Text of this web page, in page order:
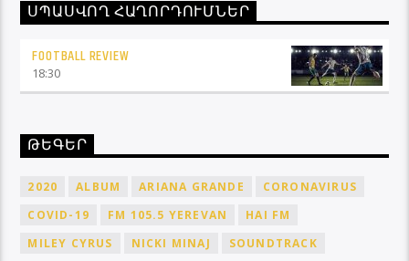
ՍՊԱՍՎՈՂ ՀԱՂՈՐԴՈՒՄՆԵՐ
FOOTBALL REVIEW
18:30
ԹԵԳԵՐ
2020 ALBUM ARIANA GRANDE
CORONAVIRUS
COVID-19
FM 105.5 YEREVAN
HAI FM
MILEY CYRUS
NICKI MINAJ
SOUNDTRACK